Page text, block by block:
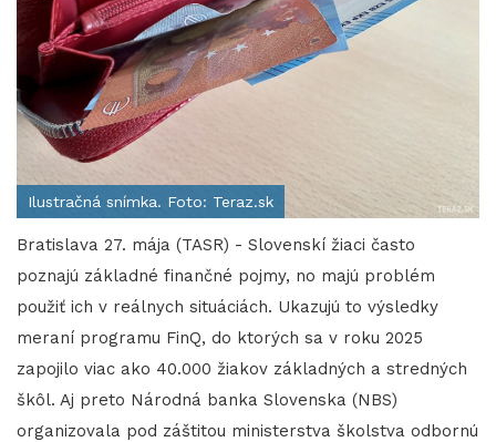
Ilustračná snímka. Foto: Teraz.sk
Bratislava 27. mája (TASR) - Slovenskí žiaci často
poznajú základné finančné pojmy, no majú problém
použiť ich v reálnych situáciách. Ukazujú to výsledky
meraní programu FinQ, do ktorých sa v roku 2025
zapojilo viac ako 40.000 žiakov základných a stredných
škôl. Aj preto Národná banka Slovenska (NBS)
organizovala pod záštitou ministerstva školstva odbornú